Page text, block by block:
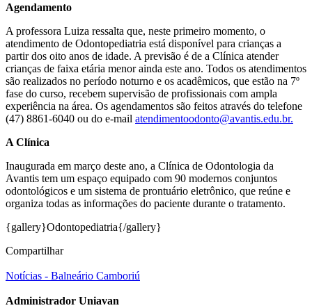
Agendamento
A professora Luiza ressalta que, neste primeiro momento, o
atendimento de Odontopediatria está disponível para crianças a
partir dos oito anos de idade. A previsão é de a Clínica atender
crianças de faixa etária menor ainda este ano. Todos os atendimentos
são realizados no período noturno e os acadêmicos, que estão na 7º
fase do curso, recebem supervisão de profissionais com ampla
experiência na área. Os agendamentos são feitos através do telefone
(47) 8861-6040 ou do e-mail atendimentoodonto@avantis.edu.br.
A Clínica
Inaugurada em março deste ano, a Clínica de Odontologia da
Avantis tem um espaço equipado com 90 modernos conjuntos
odontológicos e um sistema de prontuário eletrônico, que reúne e
organiza todas as informações do paciente durante o tratamento.
{gallery}Odontopediatria{/gallery}
Compartilhar
Notícias - Balneário Camboriú
Administrador Uniavan